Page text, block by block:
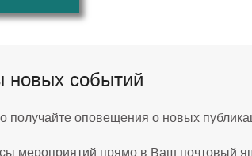
новых событий
получайте оповещения о новых
мероприятий прямо в Ваш почтовый